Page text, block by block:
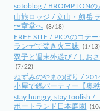
sotoblog / BROMPTONの
山旅ロッジ / 立山・劔岳
〜室堂へ (8/18)
FREE SITE / PICAのコテ
ランデで焚き火三昧
(1/13)
双子と週末外遊び / しお
(7/22)
ねずみのやまのぼり /
小屋で鍋パーティー【奥秩
stay hungry, stay foolish
ポートランド日本庭園